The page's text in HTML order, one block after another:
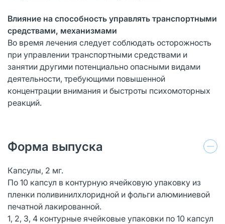
Влияние на способность управлять транспортными
средствами, механизмами
Во время лечения следует соблюдать осторожность
при управлении транспортными средствами и
занятии другими потенциально опасными видами
деятельности, требующими повышенной
концентрации внимания и быстроты психомоторных
реакций.
Форма выпуска
Капсулы, 2 мг.
По 10 капсул в контурную ячейковую упаковку из
пленки поливинилхлоридной и фольги алюминиевой
печатной лакированной.
1, 2, 3, 4 контурные ячейковые упаковки по 10 капсул